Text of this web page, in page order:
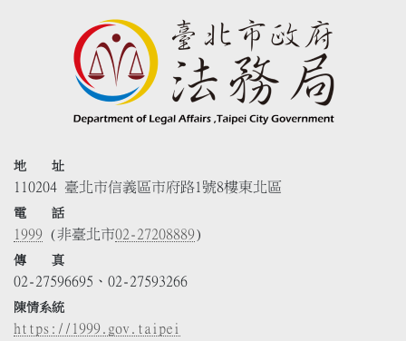
地 址
110204 臺北市信義區市府路1號8樓東北區
電 話
1999 (非臺北市02-27208889)
傳 真
02-27596695、02-27593266
陳情系統
https://1999.gov.taipei